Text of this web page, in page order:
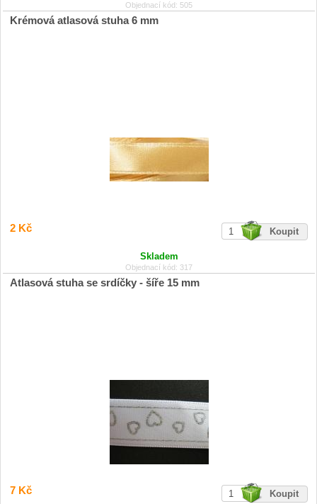
Objednací kód: 505
Krémová atlasová stuha 6 mm
2 Kč
Skladem
Objednací kód: 317
Atlasová stuha se srdíčky - šíře 15 mm
7 Kč